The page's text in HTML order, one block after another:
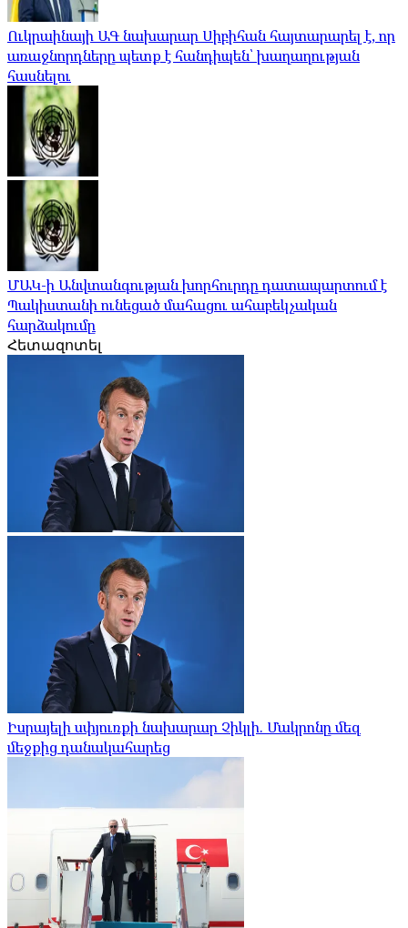
Ուկրաինայի ԱԳ նախարար Սիբիհան հայտարարել է, որ
առաջնորդները պետք է հանդիպեն՝ խաղաղության
հասնելու
ՄԱԿ-ի Անվտանգության խորհուրդը դատապարտում է
Պակիստանի ունեցած մահացու ահաբեկչական
հարձակումը
Հետազոտել
Իսրայելի սփյուռքի նախարար Չիկլի. Մակրոնը մեզ
մեջքից դանակահարեց